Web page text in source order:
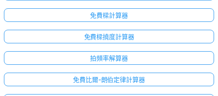
免費樑計算器
免費樑撓度計算器
拍頻率解算器
免費比爾-朗伯定律計算器